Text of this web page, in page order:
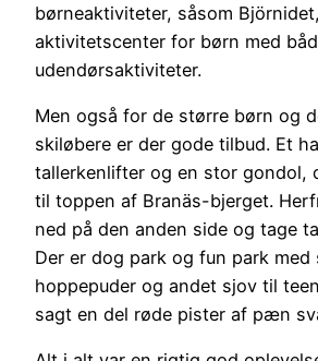
børneaktiviteter, såsom
aktivitetscenter for børn med
udendørsaktiviteter.
Men også for de større børn og
skiløbere er der gode tilbud. Et
tallerkenlifter og en stor gondol,
til toppen af Branäs-bjerget.
ned på den anden side og tage
Der er dog park og fun park med
hoppepuder og andet sjov til
sagt en del røde pister af pæn